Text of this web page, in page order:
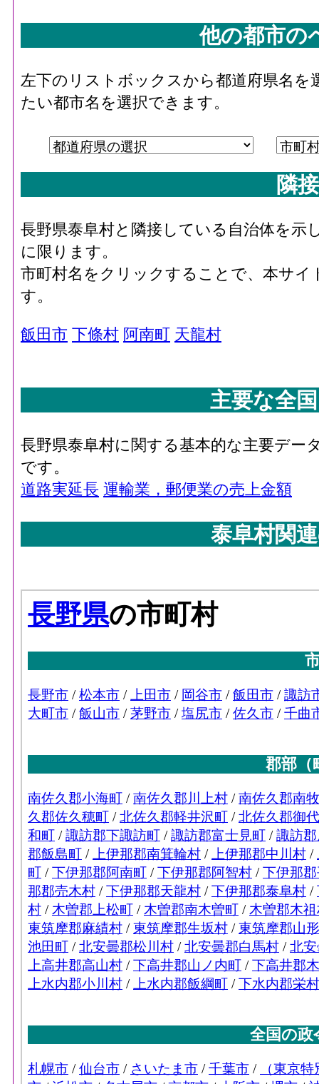
他の都市の
左下のリストボックスから都道府県名
たい都市名を選択できます。
隣
長野県泰阜村と隣接している自治体を示
に限ります。
市町村名をクリックすることで、本サ
す。
飯田市 下條村 阿南町 天龍村
主要な全
長野県泰阜村に関する基本的な主要デ
です。
道路実延長 運輸業，郵便業の売上金額
泰阜村関